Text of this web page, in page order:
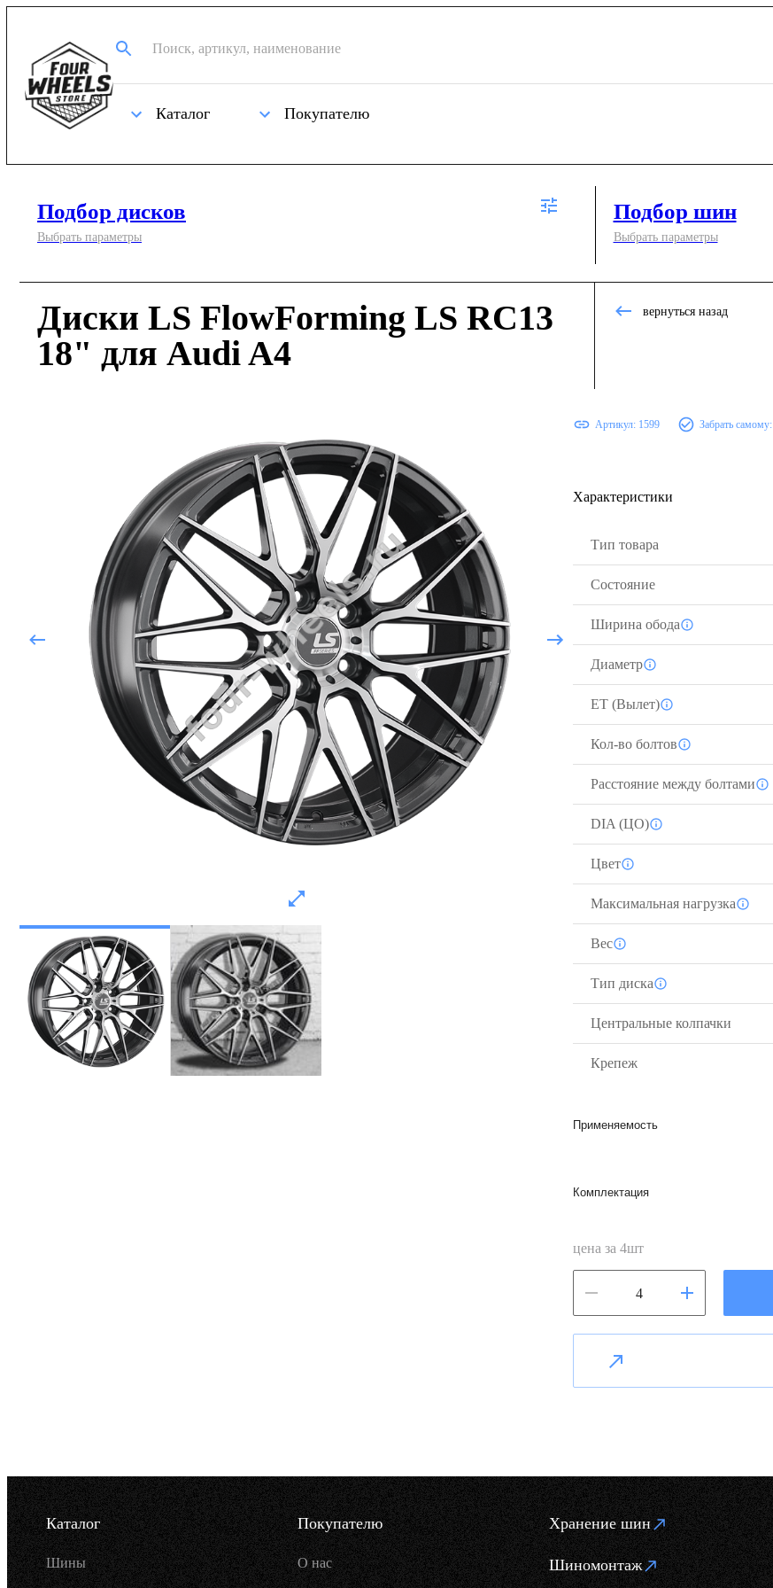
Каталог Покупателю
Подбор дисков
Выбрать параметры
Подбор шин
Выбрать параметры
Диски LS FlowForming LS RC13
18" для Audi A4
вернуться назад
Артикул: 1599 Забрать самому:
Характеристики
Тип товара
Состояние
Ширина обода
Диаметр
ЕТ (Вылет)
Кол-во болтов
Расстояние между болтами
DIA (ЦО)
Цвет
Максимальная нагрузка
Вес
Тип диска
Центральные колпачки
Крепеж
Применяемость
Комплектация
цена за 4шт
Каталог
Шины
Покупателю
О нас
Хранение шин
Шиномонтаж